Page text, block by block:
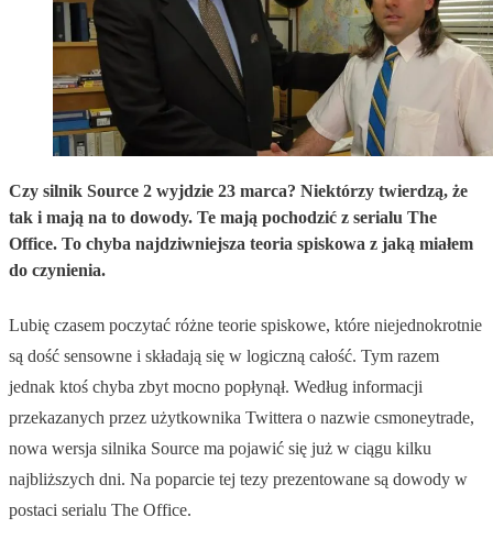
Czy silnik Source 2 wyjdzie 23 marca? Niektórzy twierdzą, że
tak i mają na to dowody. Te mają pochodzić z serialu The
Office. To chyba najdziwniejsza teoria spiskowa z jaką miałem
do czynienia.
Lubię czasem poczytać różne teorie spiskowe, które niejednokrotnie
są dość sensowne i składają się w logiczną całość. Tym razem
jednak ktoś chyba zbyt mocno popłynął. Według informacji
przekazanych przez użytkownika Twittera o nazwie csmoneytrade,
nowa wersja silnika Source ma pojawić się już w ciągu kilku
najbliższych dni. Na poparcie tej tezy prezentowane są dowody w
postaci serialu The Office.